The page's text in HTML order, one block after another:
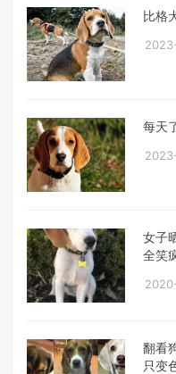
比格
每天
女子
全笑
翻看
只变